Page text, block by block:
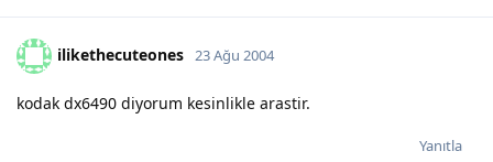
ilikethecuteones 23 Ağu 2004
kodak dx6490 diyorum kesinlikle arastir.
Yanıtla